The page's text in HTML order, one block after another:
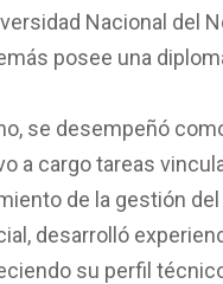
Nacional del
posee una
se desempeñó
a cargo tareas
de la gestión
desarrolló
su perfil